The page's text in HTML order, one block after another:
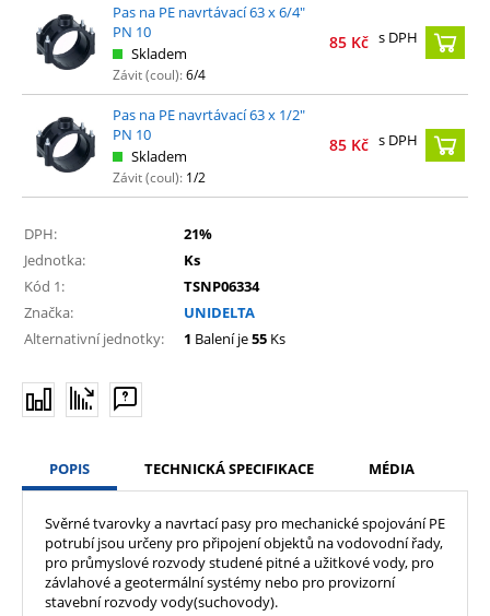
Pas na PE navrtávací 63 x 6/4"
PN 10
Skladem
Závit (coul):6/4
85 Kč s DPH
Pas na PE navrtávací 63 x 1/2"
PN 10
Skladem
Závit (coul): 1/2
85 Kč s DPH
DPH:
21%
Jednotka:
Ks
Kód 1:
TSNP06334
Značka:
UNIDELTA
Alternativní jednotky:
1 Balení je55 Ks
POPIS TECHNICKÁ SPECIFIKACE MÉDIA
Svěrné tvarovky a navrtací pasy pro mechanické spojování PE
potrubí jsou určeny pro připojení objektů na vodovodní řady,
pro průmyslové rozvody studené pitné a užitkové vody, pro
závlahové a geotermální systémy nebo pro provizorní
stavební rozvody vody(suchovody).